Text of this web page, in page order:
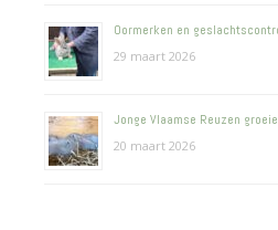
Oormerken en
29 maart 2026
Jonge Vlaamse Reuzen
20 maart 2026